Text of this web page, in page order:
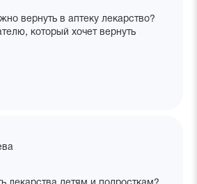
вернуть в аптеку лекарство?
который хочет вернуть